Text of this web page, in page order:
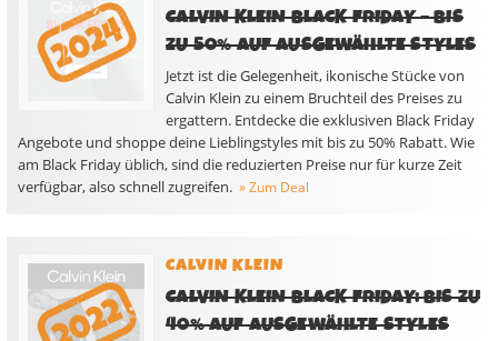
CALVIN KLEIN BLACK FRIDAY – BIS
ZU 50% AUF AUSGEWÄHLTE STYLES
Jetzt ist die Gelegenheit, ikonische Stücke von
Calvin Klein zu einem Bruchteil des Preises zu
ergattern. Entdecke die exklusiven Black Friday
Angebote und shoppe deine Lieblingstyles mit bis zu 50% Rabatt. Wie
am Black Friday üblich, sind die reduzierten Preise nur für kurze Zeit
verfügbar, also schnell zugreifen. » Zum Deal
CALVIN KLEIN
CALVIN KLEIN BLACK FRIDAY: BIS ZU
40% AUF AUSGEWÄHLTE STYLES